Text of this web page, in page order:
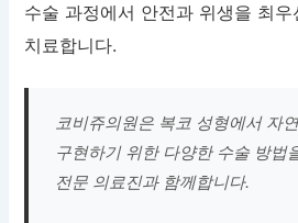
수술 과정에서 안전과 위생을 최우
치료합니다.
코비쥬의원은 복코 성형에서 자
구현하기 위한 다양한 수술 방법
전문 의료진과 함께합니다.